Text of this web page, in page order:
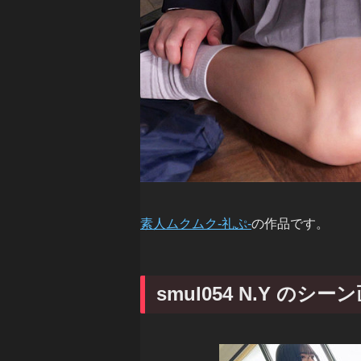
素人ムクムク-礼ぷ-の作品です。
smul054 N.Y のシーン